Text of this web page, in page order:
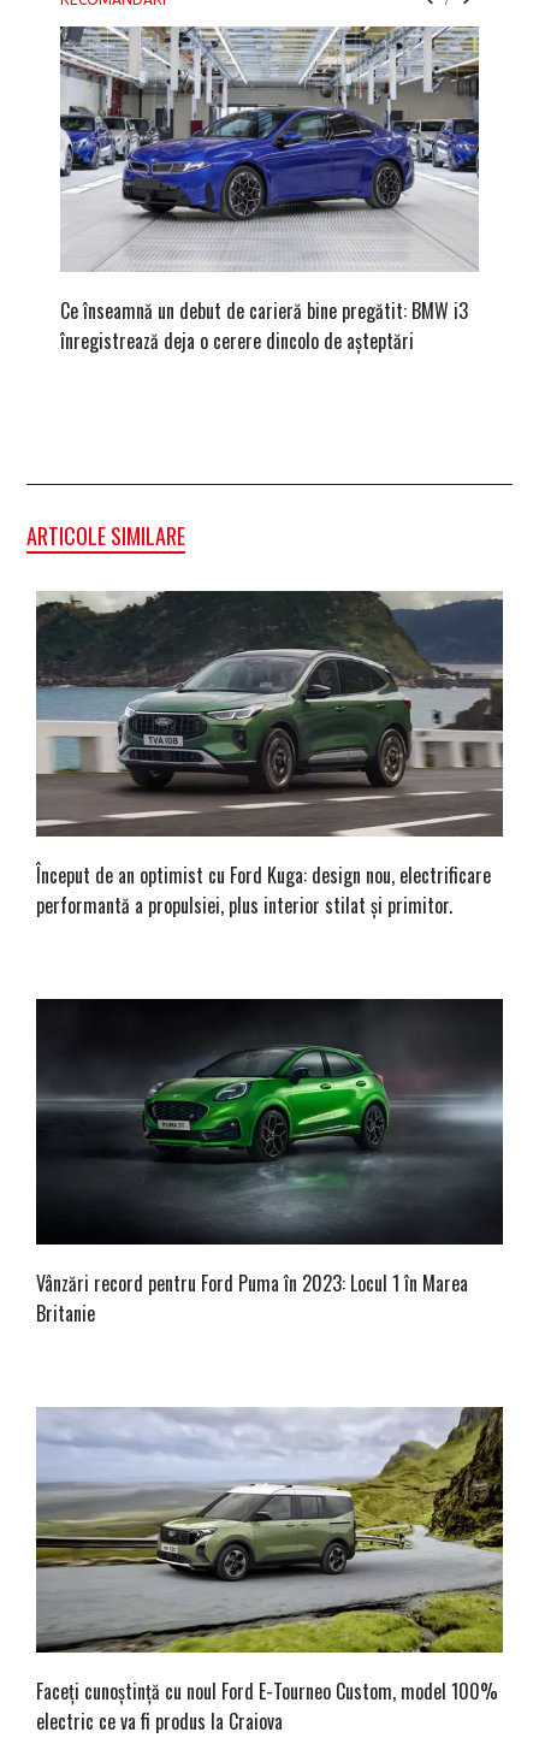
Ce înseamnă un debut de carieră bine pregătit: BMW i3
înregistrează deja o cerere dincolo de așteptări
ARTICOLE SIMILARE
Început de an optimist cu Ford Kuga: design nou, electrificare
performantă a propulsiei, plus interior stilat și primitor.
Vânzări record pentru Ford Puma în 2023: Locul 1 în Marea
Britanie
Faceți cunoștință cu noul Ford E-Tourneo Custom, model 100%
electric ce va fi produs la Craiova